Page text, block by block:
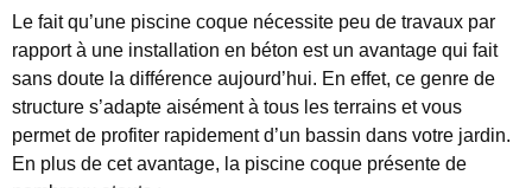
Le fait qu’une piscine coque nécessite peu de travaux par
rapport à une installation en béton est un avantage qui fait
sans doute la différence aujourd’hui. En effet, ce genre de
structure s’adapte aisément à tous les terrains et vous
permet de profiter rapidement d’un bassin dans votre jardin.
En plus de cet avantage, la piscine coque présente de